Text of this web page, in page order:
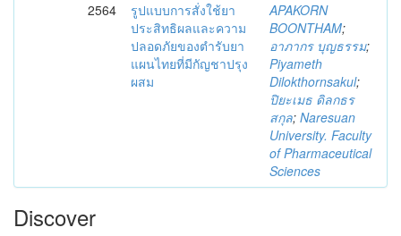
2564
รูปแบบการสั่งใช้ยา
ประสิทธิผลและความ
ปลอดภัยของตำรับยา
แผนไทยที่มีกัญชาปรุง
ผสม
APAKORN
BOONTHAM;
อาภากร บุญธรรม;
Piyameth
Dilokthornsakul;
ปิยะเมธ ดิลกธร
สกุล; Naresuan
University. Faculty
of Pharmaceutical
Sciences
Discover